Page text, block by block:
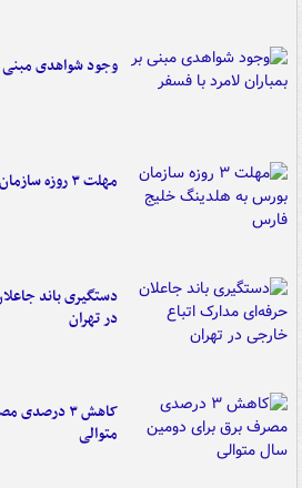
وجود شواهدی مبنی
مهلت ۳ روزه سازمان بورس به هلدینگ خلیج فارس
دستگیری باند
در تهران
کاهش ۳
متوالی